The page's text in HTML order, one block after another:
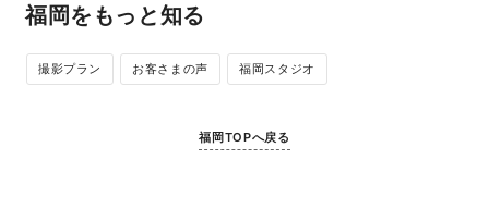
福岡をもっと知る
撮影プラン お客さまの声 福岡スタジオ
福岡TOPへ戻る